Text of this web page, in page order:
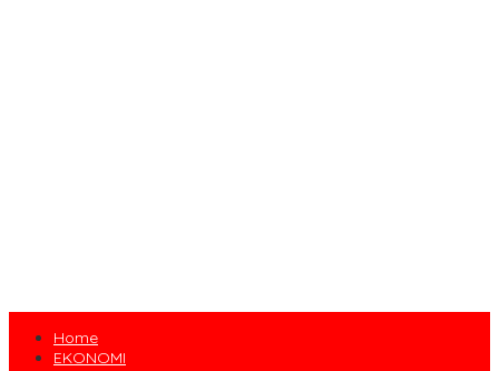
Home
EKONOMI